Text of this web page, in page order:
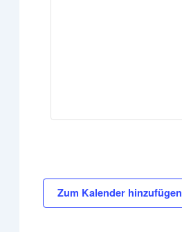
Zum Kalender hinzufügen